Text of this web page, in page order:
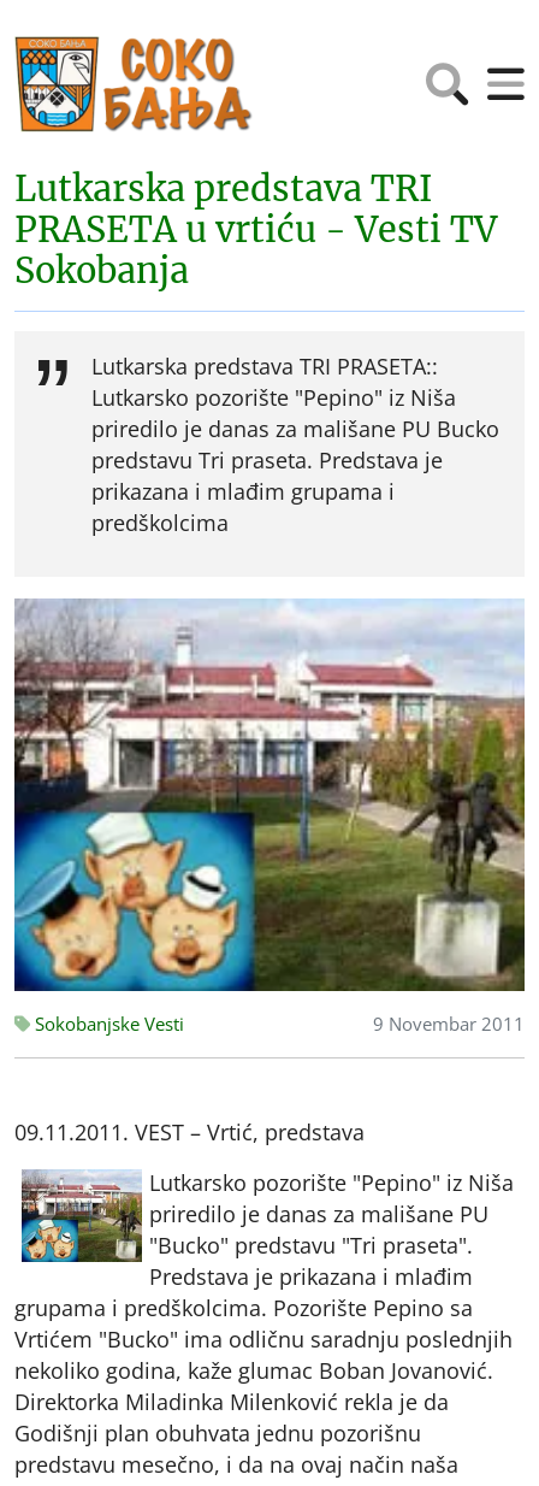
Lutkarska predstava TRI
PRASETA u vrtiću - Vesti TV
Sokobanja
Lutkarska predstava TRI PRASETA::
Lutkarsko pozorište "Pepino" iz Niša
priredilo je danas za mališane PU Bucko
predstavu Tri praseta. Predstava je
prikazana i mlađim grupama i
predškolcima
Sokobanjske Vesti 9 Novembar 2011
09.11.2011. VEST – Vrtić, predstava
Lutkarsko pozorište "Pepino" iz Niša
priredilo je danas za mališane PU
"Bucko" predstavu "Tri praseta".
Predstava je prikazana i mlađim
grupama i predškolcima. Pozorište Pepino sa
Vrtićem "Bucko" ima odličnu saradnju poslednjih
nekoliko godina, kaže glumac Boban Jovanović.
Direktorka Miladinka Milenković rekla je da
Godišnji plan obuhvata jednu pozorišnu
predstavu mesečno, i da na ovaj način naša